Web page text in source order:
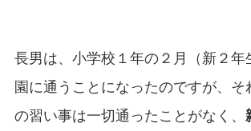
長男は、小学校１年の２月（新２年
園に通うことになったのですが、そ
の習い事は一切通ったことがなく、